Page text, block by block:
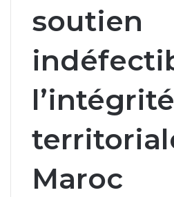
soutien
l’intégrité
Maroc